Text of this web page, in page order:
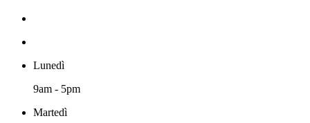
Lunedì
9am - 5pm
Martedì